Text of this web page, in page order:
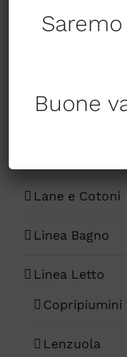
Lane e Cotoni
Linea Bagno
Linea Letto
Copripiumini
Lenzuola
Buone